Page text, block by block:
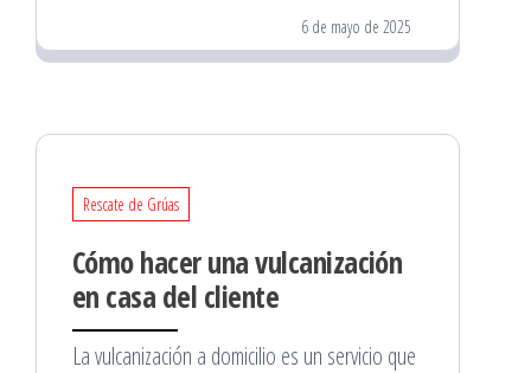
6 de mayo de 2025
Rescate de Grúas
Cómo hacer una vulcanización
en casa del cliente
La vulcanización a domicilio es un servicio que